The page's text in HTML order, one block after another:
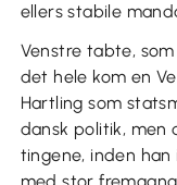
ellers stabile
Venstre tabte,
det hele kom en
Hartling som
dansk politik, men
tingene, inden